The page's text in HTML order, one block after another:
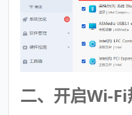
二、开启Wi-Fi